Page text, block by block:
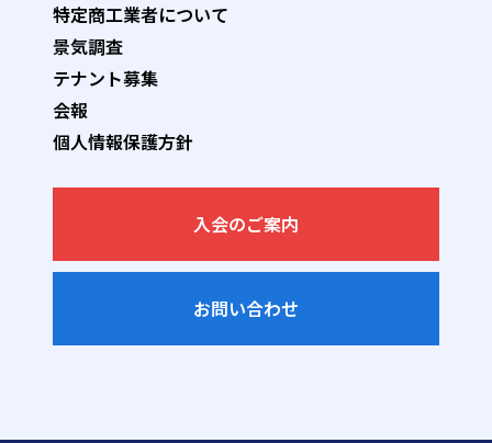
特定商工業者について
景気調査
テナント募集
会報
個人情報保護方針
入会のご案内
お問い合わせ